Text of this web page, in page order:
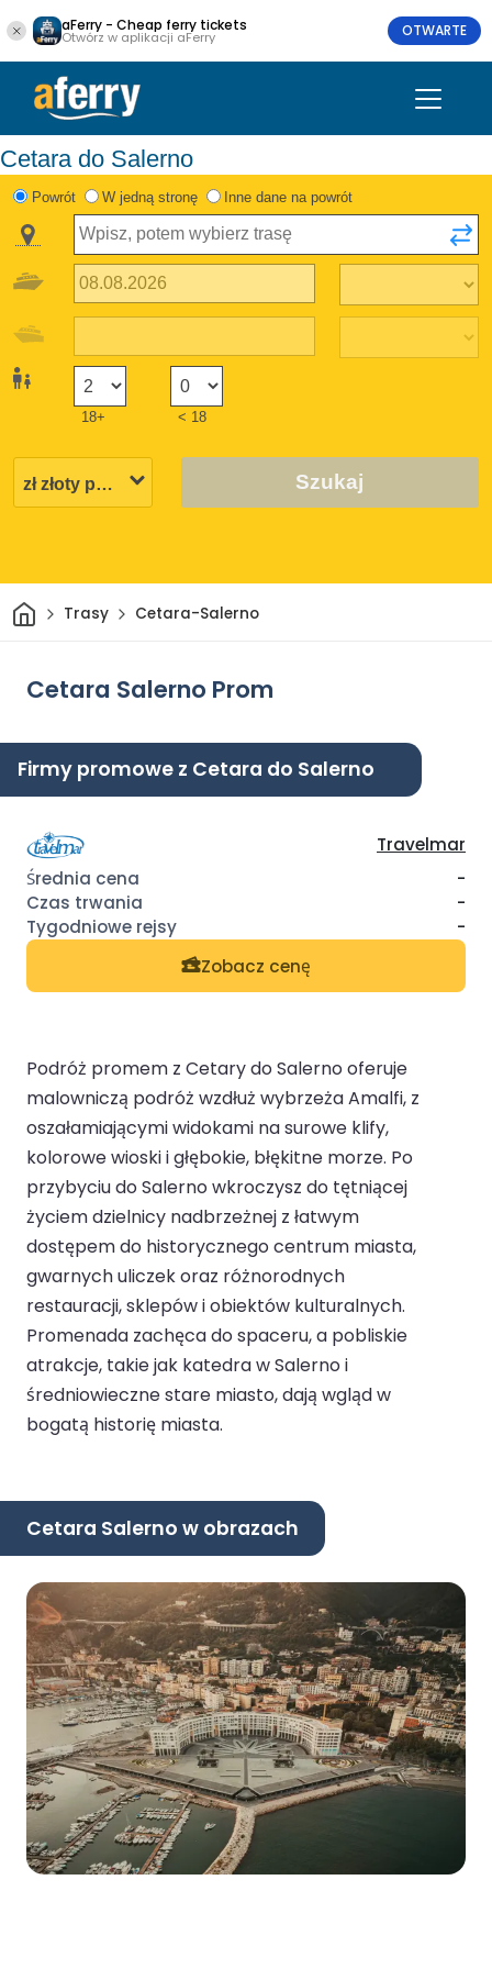
aFerry - Cheap ferry tickets
Otwórz w aplikacji aFerry OTWARTE
Cetara do Salerno
Powrót W jedną stronę Inne dane na powrót
18+ < 18
Szukaj
DomTrasy Cetara-Salerno
Cetara Salerno Prom
Firmy promowe z Cetara do Salerno
Travelmar
-
-
-
Zobacz cenę
Podróż promem z Cetary do Salerno oferuje
malowniczą podróż wzdłuż wybrzeża Amalfi, z
oszałamiającymi widokami na surowe klify,
kolorowe wioski i głębokie, błękitne morze. Po
przybyciu do Salerno wkroczysz do tętniącej
życiem dzielnicy nadbrzeżnej z łatwym
dostępem do historycznego centrum miasta,
gwarnych uliczek oraz różnorodnych
restauracji, sklepów i obiektów kulturalnych.
Promenada zachęca do spaceru, a pobliskie
atrakcje, takie jak katedra w Salerno i
średniowieczne stare miasto, dają wgląd w
bogatą historię miasta.
Cetara Salerno w obrazach